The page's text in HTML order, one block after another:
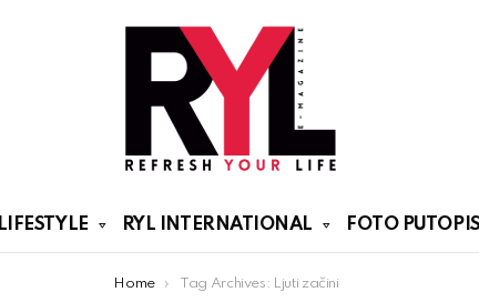
LIFESTYLE RYL INTERNATIONAL FOTO PUTOPISI
Home Tag Archives: Ljuti začini